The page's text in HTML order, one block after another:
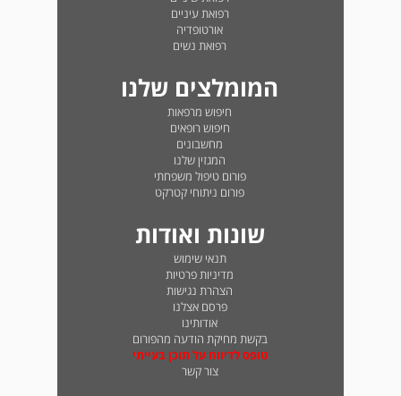
רפואת עיניים
אורטופדיה
רפואת נשים
המומלצים שלנו
חיפוש מרפאות
חיפוש רופאים
מחשבונים
המגזין שלנו
פורום טיפול משפחתי
פורום ניתוחי קטרקט
שונות ואודות
תנאי שימוש
מדיניות פרטיות
הצהרת נגישות
פרסם אצלנו
אודותינו
בקשת מחיקת הודעה מהפורום
טופס לדיווח על תוכן בעייתי
צור קשר